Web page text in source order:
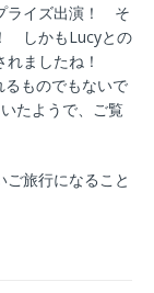
ライズ出演！ そ
しかもLucyとの
れましたね！
ものでもないで
たようで、ご覧
旅行になること